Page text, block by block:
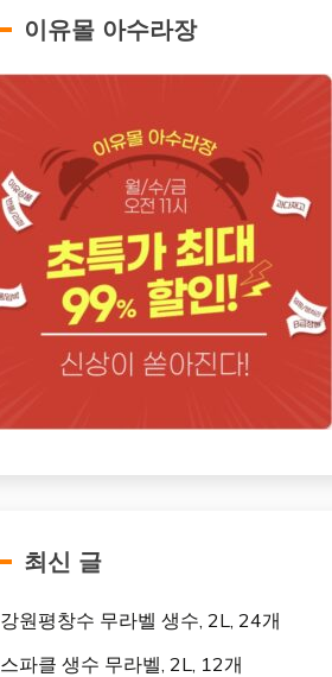
이유몰 아수라장
최신 글
강원평창수 무라벨 생수, 2L, 24개
스파클 생수 무라벨, 2L, 12개